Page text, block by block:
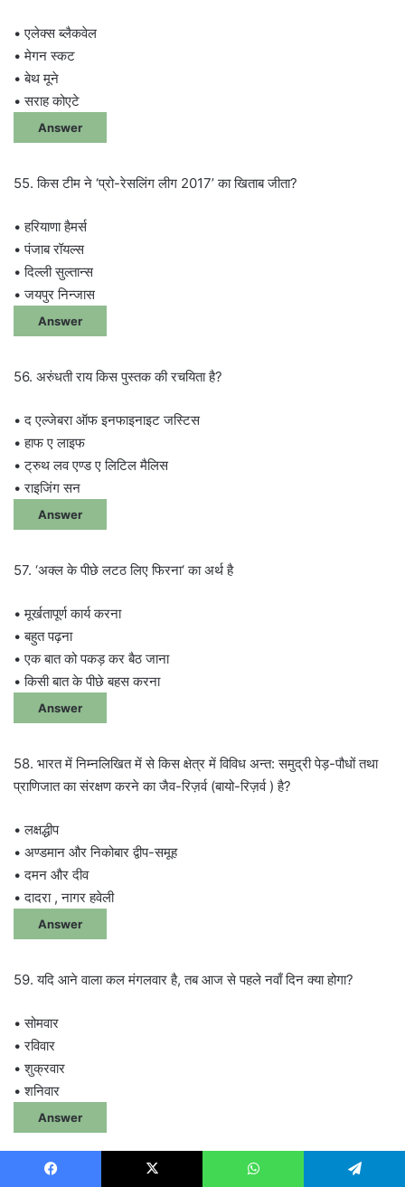
• एलेक्स ब्लैकवेल
• मेगन स्कट
• बेथ मूने
• सराह कोएटे
Answer
55. किस टीम ने ‘प्रो-रेसलिंग लीग 2017’ का खिताब जीता?
• हरियाणा हैमर्स
• पंजाब रॉयल्स
• दिल्ली सुल्तान्स
• जयपुर निन्जास
Answer
56. अरुंधती राय किस पुस्तक की रचयिता है?
• द एल्जेबरा ऑफ इनफाइनाइट जस्टिस
• हाफ ए लाइफ
• ट्रुथ लव एण्ड ए लिटिल मैलिस
• राइजिंग सन
Answer
57. ‘अक्ल के पीछे लटठ लिए फिरना‘ का अर्थ है
• मूर्खतापूर्ण कार्य करना
• बहुत पढ़ना
• एक बात को पकड़ कर बैठ जाना
• किसी बात के पीछे बहस करना
Answer
58. भारत में निम्नलिखित में से किस क्षेत्र में विविध अन्त: समुद्री पेड़-पौधों तथा
प्राणिजात का संरक्षण करने का जैव-रिज़र्व (बायो-रिज़र्व ) है?
• लक्षद्धीप
• अण्डमान और निकोबार द्वीप-समूह
• दमन और दीव
• दादरा , नागर हवेली
Answer
59. यदि आने वाला कल मंगलवार है, तब आज से पहले नवाँ दिन क्या होगा?
• सोमवार
• रविवार
• शुक्रवार
• शनिवार
Answer
60. पशु जैविक औषधि संस्थान कहाँ स्थित है?